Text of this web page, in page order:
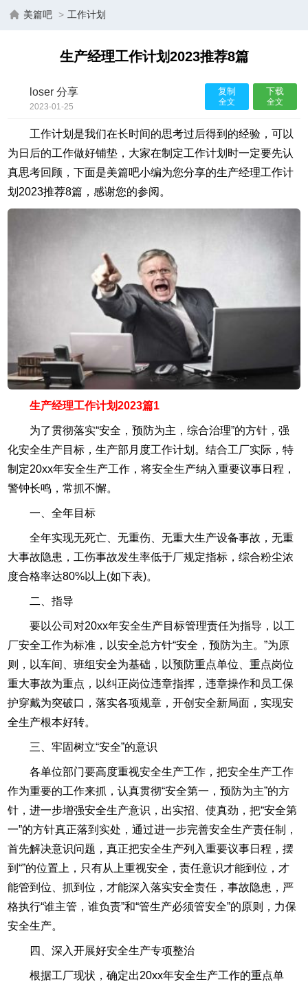
美篇吧 > 工作计划
生产经理工作计划2023推荐8篇
loser 分享
2023-01-25
复制
全文
下载
全文
工作计划是我们在长时间的思考过后得到的经验，可以
为日后的工作做好铺垫，大家在制定工作计划时一定要先认
真思考回顾，下面是美篇吧小编为您分享的生产经理工作计
划2023推荐8篇，感谢您的参阅。
生产经理工作计划2023篇1
为了贯彻落实“安全，预防为主，综合治理”的方针，强
化安全生产目标，生产部月度工作计划。结合工厂实际，特
制定20xx年安全生产工作，将安全生产纳入重要议事日程，
警钟长鸣，常抓不懈。
一、全年目标
全年实现无死亡、无重伤、无重大生产设备事故，无重
大事故隐患，工伤事故发生率低于厂规定指标，综合粉尘浓
度合格率达80%以上(如下表)。
二、指导
要以公司对20xx年安全生产目标管理责任为指导，以工
厂安全工作为标准，以安全总方针“安全，预防为主。”为原
则，以车间、班组安全为基础，以预防重点单位、重点岗位
重大事故为重点，以纠正岗位违章指挥，违章操作和员工保
护穿戴为突破口，落实各项规章，开创安全新局面，实现安
全生产根本好转。
三、牢固树立“安全”的意识
各单位部门要高度重视安全生产工作，把安全生产工作
作为重要的工作来抓，认真贯彻“安全第一，预防为主”的方
针，进一步增强安全生产意识，出实招、使真劲，把“安全第
一”的方针真正落到实处，通过进一步完善安全生产责任制，
首先解决意识问题，真正把安全生产列入重要议事日程，摆
到“”的位置上，只有从上重视安全，责任意识才能到位，才
能管到位、抓到位，才能深入落实安全责任，事故隐患，严
格执行“谁主管，谁负责”和“管生产必须管安全”的原则，力保
安全生产。
四、深入开展好安全生产专项整治
根据工厂现状，确定出20xx年安全生产工作的重点单